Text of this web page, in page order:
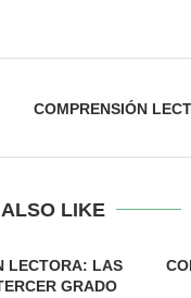
COMPRENSIÓN
LIKE
LECTORA: LAS
GRADO